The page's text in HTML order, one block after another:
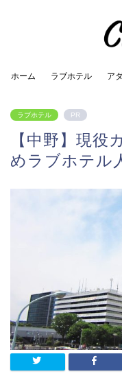
ホーム ラブホテル ア
ラブホテル PR
【中野】現役
めラブホテル